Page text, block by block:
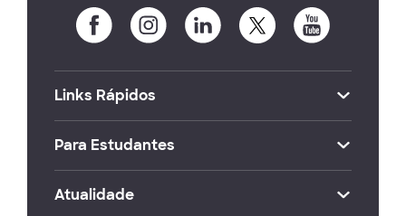
Links Rápidos
Para Estudantes
Atualidade